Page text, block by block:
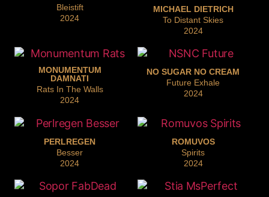
Bleistift
2024
MICHAEL DIETRICH
To Distant Skies
2024
MONUMENTUM
DAMNATI
Rats In The Walls
2024
NO SUGAR NO CREAM
Future Exhale
2024
PERLREGEN
Besser
2024
ROMUVOS
Spirits
2024